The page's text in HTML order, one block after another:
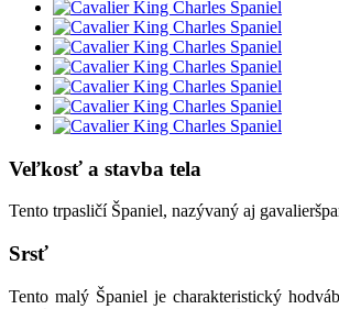
Veľkosť a stavba tela
Tento trpasličí Španiel, nazývaný aj
Srsť
Tento malý Španiel je charakteristický